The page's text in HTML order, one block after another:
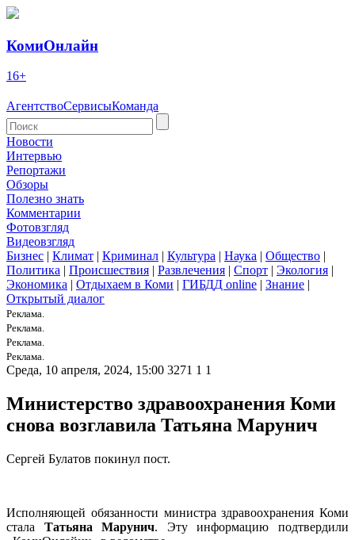
КомиОнлайн
16+
АгентствоСервисыКоманда
Новости
Интервью
Репортажи
Обзоры
Полезно знать
Комментарии
Фотовзгляд
Видеовзгляд
Бизнес | Климат | Криминал | Культура | Наука | Общество |
Политика | Происшествия | Развлечения | Спорт | Экология |
Экономика | Отдыхаем в Коми | ГИБДД online | Знание |
Открытый диалог
Реклама.
Реклама.
Реклама.
Реклама.
Среда, 10 апреля, 2024, 15:00 3271 1 1
Министерство здравоохранения Коми
снова возглавила Татьяна Марунич
Сергей Булатов покинул пост.
Исполняющей обязанности министра здравоохранения Коми
стала Татьяна Марунич. Эту информацию подтвердили